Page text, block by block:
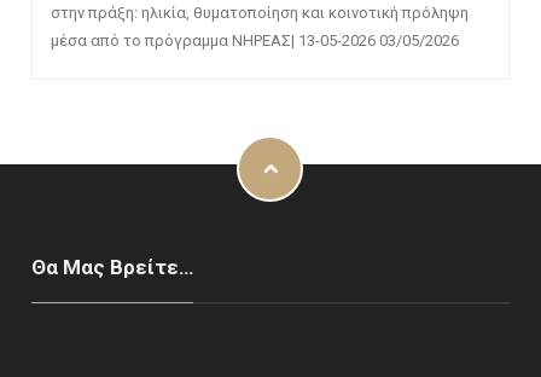
στην πράξη: ηλικία, θυματοποίηση και κοινοτική πρόληψη
μέσα από το πρόγραμμα ΝΗΡΕΑΣ| 13-05-2026 03/05/2026
Θα Μας Βρείτε…